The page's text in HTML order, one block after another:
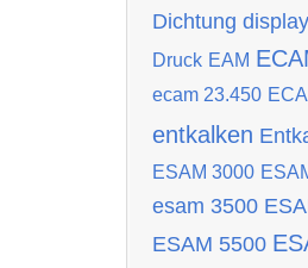
Dichtung display
Druck EAM
ecam 23.450
entkalken
ESAM 3000
esam 3500
ESAM 5500